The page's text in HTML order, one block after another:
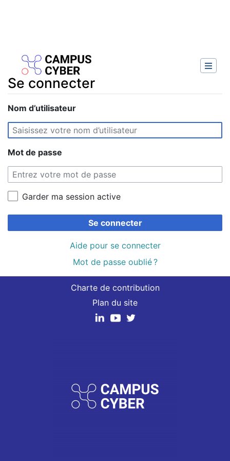
Se connecter
Aller à :navigation
Nom d’utilisateur
Mot de passe
Garder ma session active
Se connecter
Aide pour se connecter
Mot de passe oublié ?
Charte de contribution
Plan du site